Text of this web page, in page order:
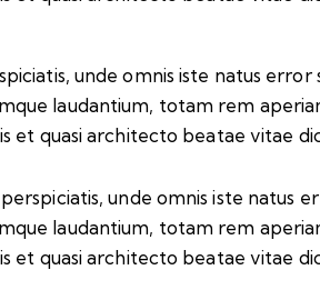
unde omnis iste natus
laudantium, totam rem
et quasi architecto beatae vitae
unde omnis iste natus
laudantium, totam rem
et quasi architecto beatae vitae